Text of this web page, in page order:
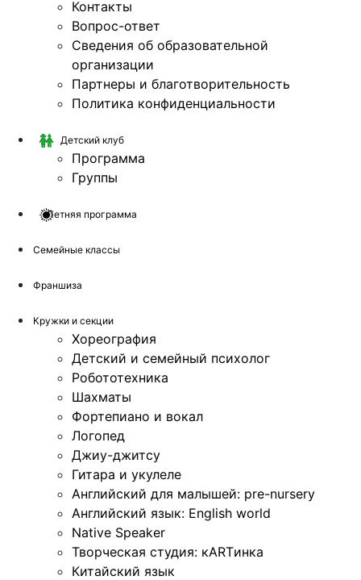
Контакты
Вопрос-ответ
Сведения об образовательной
организации
Партнеры и благотворительность
Политика конфиденциальности
Детский клуб
Программа
Группы
Летняя программа
Семейные классы
Франшиза
Кружки и секции
Хореография
Детский и семейный психолог
Робототехника
Шахматы
Фортепиано и вокал
Логопед
Джиу-джитсу
Гитара и укулеле
Английский для малышей: pre-nursery
Английский язык: English world
Native Speaker
Творческая студия: кARTинка
Китайский язык